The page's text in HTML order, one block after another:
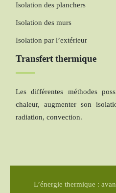
Isolation des planchers
Isolation des murs
Isolation par l’extérieur
Transfert thermique
Les différentes méthodes
chaleur, augmenter son
radiation, convection.
L’énergie thermique :